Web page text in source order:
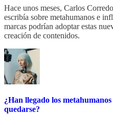
Hace unos meses, Carlos
escribía sobre metahumanos e
marcas podrían adoptar estas
creación de contenidos.
¿Han llegado los
quedarse?